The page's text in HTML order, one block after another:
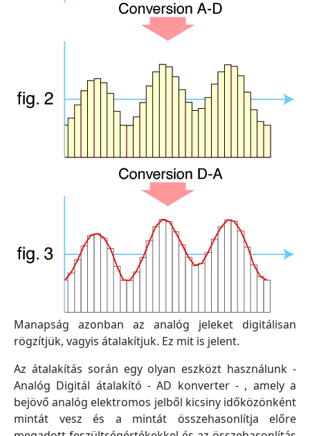
Manapság azonban az analóg jeleket digitálisan
rögzítjük, vagyis átalakítjuk. Ez mit is jelent.
Az átalakítás során egy olyan eszközt használunk -
Analóg Digitál átalakító - AD konverter - , amely a
bejövő analóg elektromos jelből kicsiny időközönként
mintát vesz és a mintát összehasonlítja előre